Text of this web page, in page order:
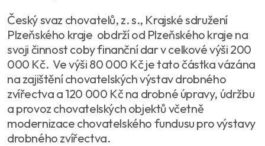
Český svaz chovatelů, z. s., Krajské sdružení
Plzeňského kraje obdrží od Plzeňského kraje na
svoji činnost coby finanční dar v celkové výši 200
000 Kč. Ve výši 80 000 Kč je tato částka vázána
na zajištění chovatelských výstav drobného
zvířectva a 120 000 Kč na drobné úpravy, údržbu
a provoz chovatelských objektů včetně
modernizace chovatelského fundusu pro výstavy
drobného zvířectva.